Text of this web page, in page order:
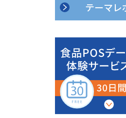
テーマレ